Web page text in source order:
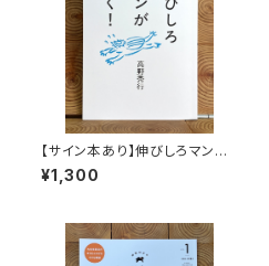
【サイン本あり】伸びしろマンが
ゆく！
¥1,300